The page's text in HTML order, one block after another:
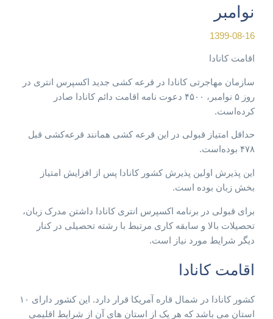
نوامبر
1399-08-16
اقامت کانادا
سازمان مهاجرتی کانادا در قرعه کشی جدید اکسپرس انتری در
روز ۵ نوامبر، ۴۵۰۰ دعوت نامه اقامت دائم کانادا صادر
کرده‌است.
حداقل امتیاز قبولی در این قرعه کشی همانند قرعه‌کشی قبل
۴۷۸ بوده‌است.
این پذیرش اولین پذیرش کشور کانادا پس از افزایش امتیاز
بخش زبان بوده است.
برای قبولی در برنامه اکسپرس انتری کانادا داشتن مدرک زبان،
تحصیلات بالا و سابقه کاری مرتبط با رشته تحصیلی در کنار
دیگر شرایط مورد نیاز است.
اقامت کانادا
کشور کانادا در شمال قاره آمریکا قرار دارد. این کشور دارای ۱۰
استان می باشد که هر یک از استان های آن از شرایط اقلیمی